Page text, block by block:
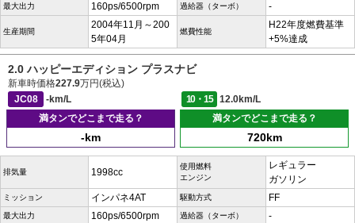
最大出力 160ps/6500rpm 過給器（ターボ） -
生産期間
2004年11月～200
5年04月
燃費性能
H22年度燃費基準
+5%達成
2.0 ハッピーエディション プラスナビ
新車時価格227.9万円(税込)
JC08
-km/L 10・15
12.0km/L
満タンでどこまで走る？
-km
満タンでどこまで走る？
720km
排気量 1998cc
使用燃料
エンジン
レギュラー
ガソリン
ミッション インパネ4AT 駆動方式 FF
最大出力 160ps/6500rpm 過給器（ターボ） -